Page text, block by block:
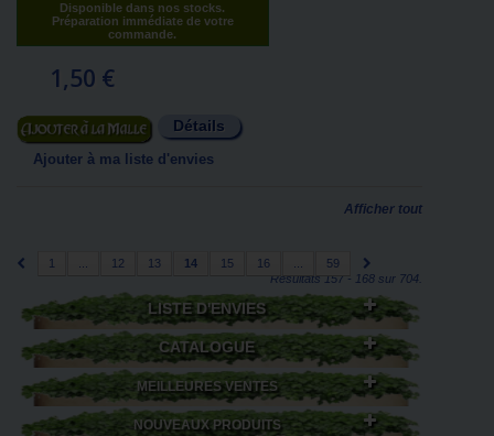
Disponible dans nos stocks.
Préparation immédiate de votre
commande.
1,50 €
Ajouter au panier Détails
Ajouter à ma liste d'envies
Afficher tout
1 12 13 14 15 16
59
Résultats 157 - 168 sur 704.
LISTE D'ENVIES
CATALOGUE
MEILLEURES VENTES
NOUVEAUX PRODUITS